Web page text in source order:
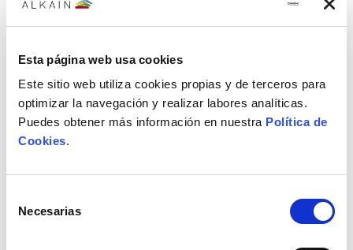
Esta página web usa cookies
Este sitio web utiliza cookies propias y de terceros para
optimizar la navegación y realizar labores analíticas.
Puedes obtener más información en nuestra Política de
Cookies.
Necesarias
Rascador de madera EINHELL 7-15mm para atornillador
7,72€